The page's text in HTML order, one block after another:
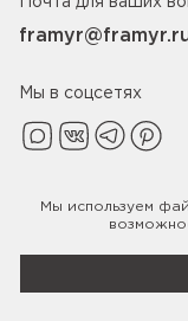
Мы в соцсетях
Политика
Мы используем